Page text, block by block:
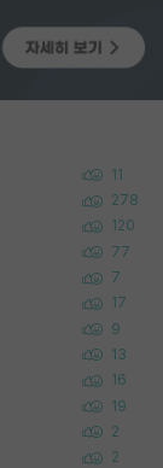
11
278
120
77
7
17
9
13
16
19
2
2